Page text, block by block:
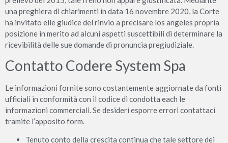
una preghiera di chiarimenti in data 16 novembre 2020, la Corte
ha invitato elle giudice del rinvio a precisare los angeles propria
posizione in merito ad alcuni aspetti suscettibili di determinare la
ricevibilità delle sue domande di pronuncia pregiudiziale.
Contatto Codere System Spa
Le informazioni fornite sono costantemente aggiornate da fonti
ufficiali in conformità con il codice di condotta each le
informazioni commerciali. Se desideri esporre errori contattaci
tramite l’apposito form.
Tenuto conto della crescita continua che tale settore dei